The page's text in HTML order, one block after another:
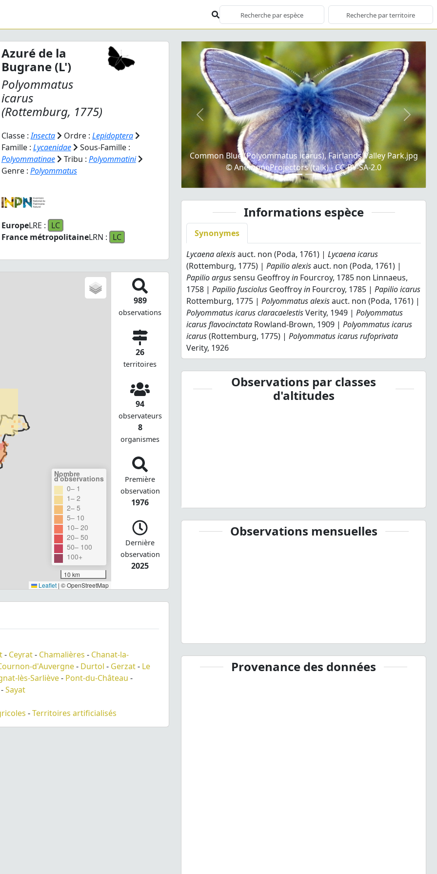
Azuré de la
Bugrane (L')
Polyommatus
icarus
(Rottemburg, 1775)
Classe :Insecta Ordre : Lepidoptera
Famille : Lycaenidae
Sous-Famille :
Polyommatinae
Tribu : Polyommatini
Genre : Polyommatus
EuropeLRE : LC
France métropolitaineLRN : LC
Nombre
d'observations
0– 1
1– 2
2– 5
5– 10
10– 20
20– 50
50– 100
100+
10 km
Leaflet | © OpenStreetMap
989
observations
26
territoires
94
observateurs
8
organismes
Première
observation
1976
Dernière
observation
2025
- Ceyrat- Chamalières - Chanat-la-
d'Auvergne- Durtol - Gerzat- Le
lès-Sarliève- Pont-du-Château -
Sayat
-Territoires artificialisés
Common Blue (Polyommatus icarus), Fairlands Valley Park.jpg
© AnemoneProjectors (talk) - CC-BY-SA-2.0
Previous Next
Informations espèce
Synonymes
Lycaena alexisauct. non (Poda, 1761) |Lycaena icarus
(Rottemburg, 1775) |Papilio alexisauct. non (Poda, 1761) |
Papilio argussensu Geoffroyin Fourcroy, 1785 non Linnaeus,
1758 |Papilio fusciolus Geoffroyin Fourcroy, 1785 |Papilio icarus
Rottemburg, 1775 |Polyommatus alexisauct. non (Poda, 1761) |
Polyommatus icarus claracaelestisVerity, 1949 |Polyommatus
icarus flavocinctata Rowland-Brown, 1909 |Polyommatus icarus
icarus(Rottemburg, 1775) |Polyommatus icarus rufoprivata
Verity, 1926
Observations par classes
d'altitudes
Observations mensuelles
Provenance des données